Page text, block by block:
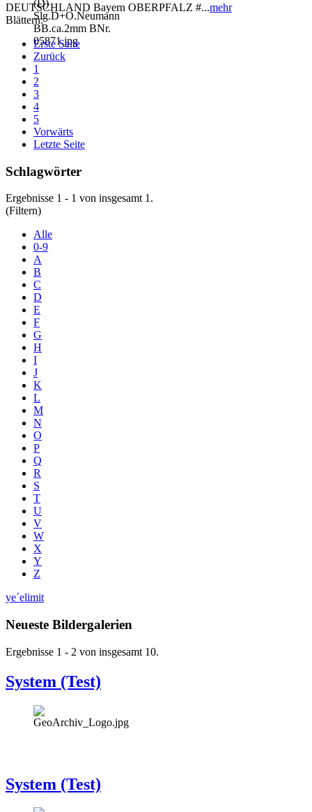
DEUTSCHLAND Bayern OBERPFALZ #...mehr
Blättern:
Erste Seite
Zurück
1
2
3
4
5
Vorwärts
Letzte Seite
Schlagwörter
Ergebnisse 1 - 1 von insgesamt 1.
(Filtern)
Alle
0-9
A
B
C
D
E
F
G
H
I
J
K
L
M
N
O
P
Q
R
S
T
U
V
W
X
Y
Z
ye´elimit
Neueste Bildergalerien
Ergebnisse 1 - 2 von insgesamt 10.
System (Test)
System (Test)